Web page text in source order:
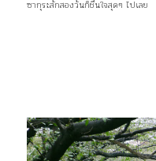
ซากุระสักสองวันก็ชื่นใจสุดๆ ไปเลย